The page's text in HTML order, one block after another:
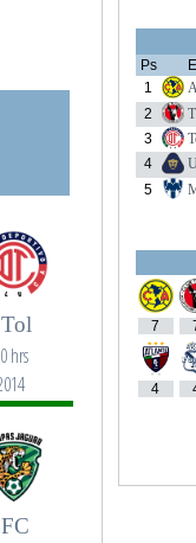
hrs
Ps
1
2
3
4
5
7
4